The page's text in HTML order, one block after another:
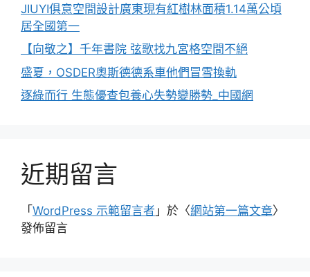
JIUYI俱意空間設計廣東現有紅樹林面積1.14萬公頃
居全國第一
【向敬之】千年書院 弦歌找九宮格空間不絕
盛夏，OSDER奧斯德德系車他們冒雪換軌
逐綠而行 生態優查包養心失勢變勝勢_中國網
近期留言
「 WordPress 示範留言者 」於〈網站第一篇文章〉
發佈留言